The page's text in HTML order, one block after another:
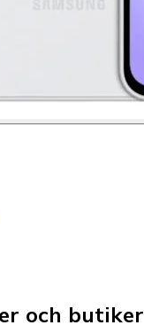
och butiker